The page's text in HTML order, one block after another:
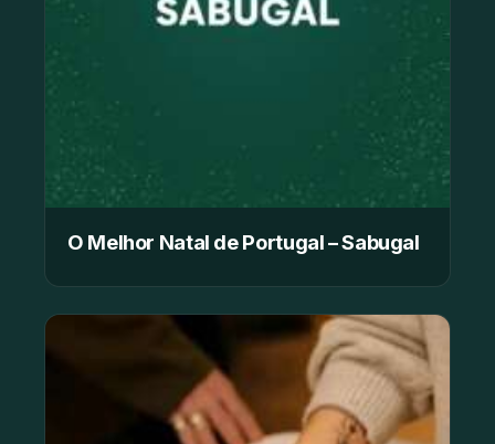
O Melhor Natal de Portugal – Sabugal